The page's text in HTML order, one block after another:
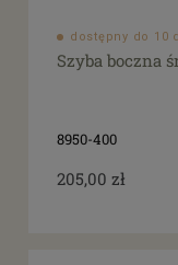
dostępny do 10
Szyba boczna
8950-400
205,00 zł